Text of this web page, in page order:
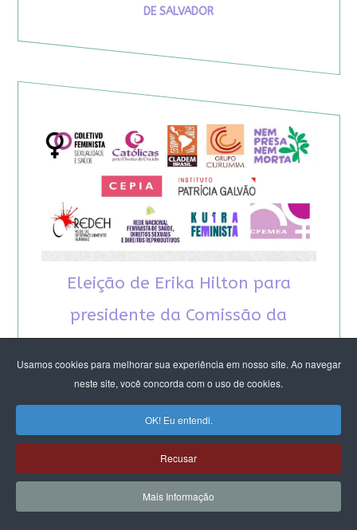
Usamos cookies para melhorar sua experiência em nosso site. Ao navegar
neste site, você concorda com o uso de cookies.
OK! Eu entendi.
Recusar
Mais Informação
DE SALVADOR
Eleição de Erika Hilton para
presidente da Comissão da
para a democracia
RECOMENDAMOS A LEITURA